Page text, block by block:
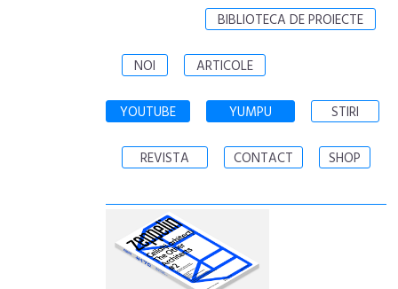
BIBLIOTECA DE PROIECTE
NOI ARTICOLE
YOUTUBE YUMPU STIRI
REVISTA CONTACT SHOP